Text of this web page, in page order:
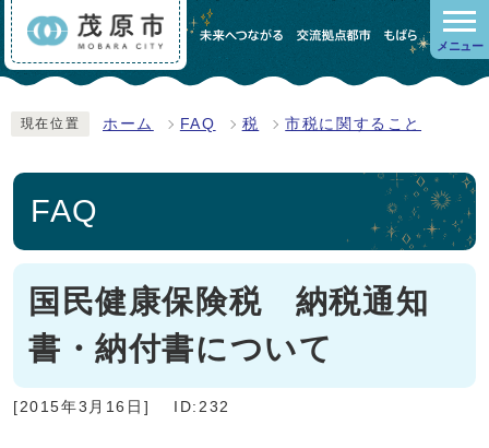
メニュー
現在位置 ホーム FAQ 税 市税に関すること
FAQ
国民健康保険税 納税通知
書・納付書について
[2015年3月16日] ID:232